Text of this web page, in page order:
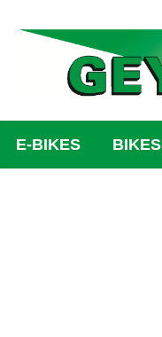
E-BIKES BIKES